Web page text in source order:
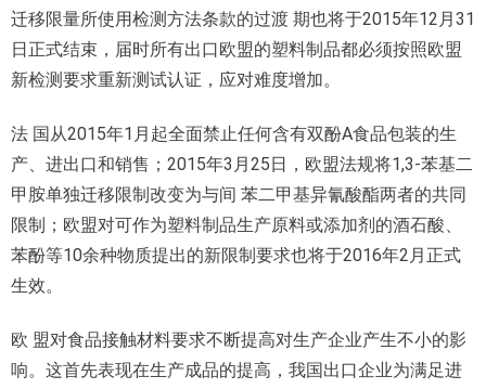
迁移限量所使用检测方法条款的过渡 期也将于2015年12月31
日正式结束，届时所有出口欧盟的塑料制品都必须按照欧盟
新检测要求重新测试认证，应对难度增加。
法 国从2015年1月起全面禁止任何含有双酚A食品包装的生
产、进出口和销售；2015年3月25日，欧盟法规将1,3-苯基二
甲胺单独迁移限制改变为与间 苯二甲基异氰酸酯两者的共同
限制；欧盟对可作为塑料制品生产原料或添加剂的酒石酸、
苯酚等10余种物质提出的新限制要求也将于2016年2月正式
生效。
欧 盟对食品接触材料要求不断提高对生产企业产生不小的影
响。这首先表现在生产成品的提高，我国出口企业为满足进